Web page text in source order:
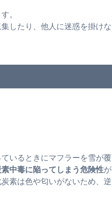
。
したり、他人に迷惑を掛けな
いるときにマフラーを雪が覆
中毒に陥ってしまう危険性が
素は色や匂いがないため、逆